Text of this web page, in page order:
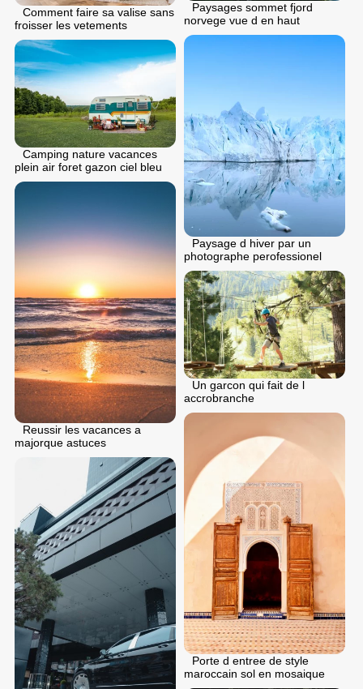
Paysages sommet fjord
norvege vue d en haut
Comment faire sa valise sans
froisser les vetements
Paysage d hiver par un
photographe perofessionel
Camping nature vacances
plein air foret gazon ciel bleu
Reussir les vacances a
majorque astuces
Un garcon qui fait de l
accrobranche
Porte d entree de style
maroccain sol en mosaique